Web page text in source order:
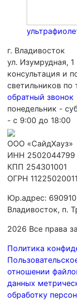
г. Владивосток
ул. Изумрудная, 1
консультация и
светильников по
обратный звонок
понедельник -
- с 9:00 до 18:00
ООО «СайдХауз»
ИНН 2502044799
КПП 254301001
ОГРН
Юр.адрес:
Владивосток, п.
2026 Все права
Политика
отношении
данных
обработку